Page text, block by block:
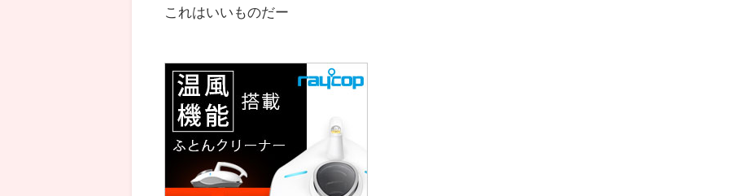
これはいいものだー